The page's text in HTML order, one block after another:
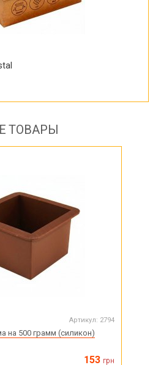
ТОВАРЫ
Артикул: 2794
на 500 грамм (силикон)
153 грн